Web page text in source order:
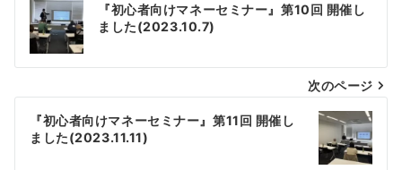
稿
ナ
ビ
『初心者向けマネーセミナー』第10回 開催し
ました(2023.10.7)
次のページ
『初心者向けマネーセミナー』第11回 開催し
ました(2023.11.11)